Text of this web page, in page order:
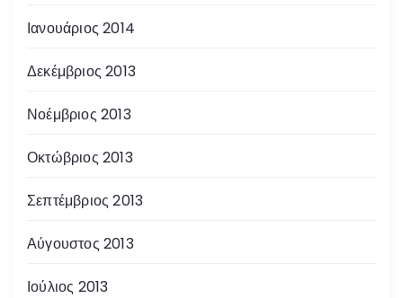
Ιανουάριος 2014
Δεκέμβριος 2013
Νοέμβριος 2013
Οκτώβριος 2013
Σεπτέμβριος 2013
Αύγουστος 2013
Ιούλιος 2013